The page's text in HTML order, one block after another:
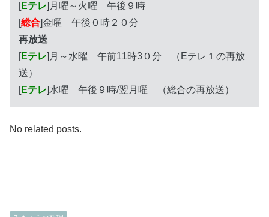
[Eテレ]月曜～火曜 午後９時
[総合]金曜 午後０時２０分
再放送
[Eテレ]月～水曜 午前11時3０分 （Eテレ１の再放
送）
[Eテレ]水曜 午後９時/翌月曜 （総合の再放送）
No related posts.